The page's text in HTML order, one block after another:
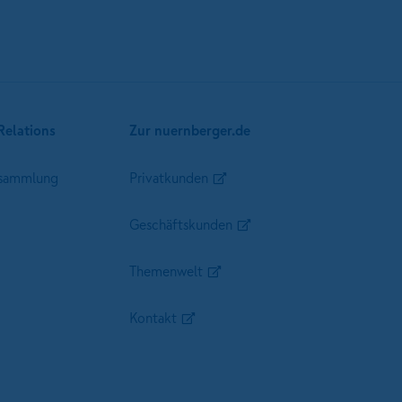
Zur nuernberger.de
Privatkunden
Geschäftskunden
Themenwelt
Kontakt